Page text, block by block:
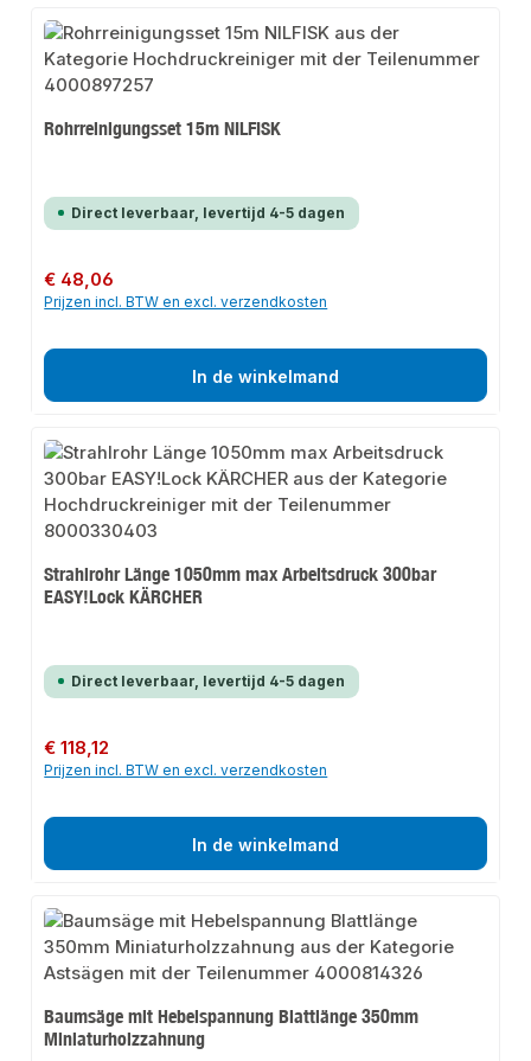
Rohrreinigungsset 15m NILFISK
Direct leverbaar, levertijd 4-5 dagen
Normale prijs:
€ 48,06
Prijzen incl. BTW en excl. verzendkosten
In de winkelmand
Strahlrohr Länge 1050mm max Arbeitsdruck 300bar
EASY!Lock KÄRCHER
Direct leverbaar, levertijd 4-5 dagen
Normale prijs:
€ 118,12
Prijzen incl. BTW en excl. verzendkosten
In de winkelmand
Baumsäge mit Hebelspannung Blattlänge 350mm
Miniaturholzzahnung